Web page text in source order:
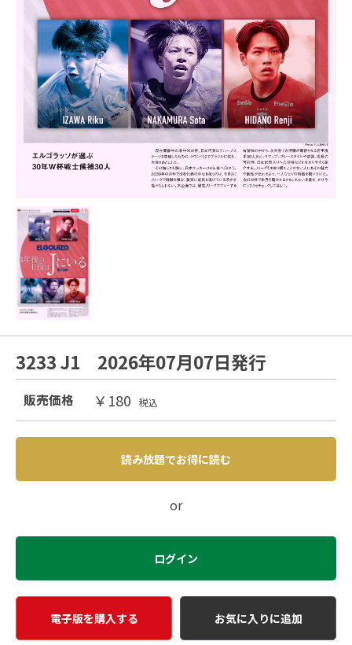
3233 J1 2026年07月07日発行
販売価格 ￥180 税込
読み放題でお得に読む
or
ログイン
電子版を購入する お気に入りに追加